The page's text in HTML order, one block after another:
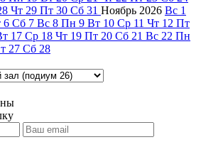
Чт 29 Пт 30 Сб 31 Ноябрь 2026 Вс 1
6 Сб 7 Вс 8 Пн 9 Вт 10 Ср 11 Чт 12 Пт
17 Ср 18 Чт 19 Пт 20 Сб 21 Вс 22 Пн
27 Сб 28